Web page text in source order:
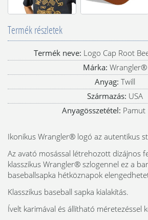
Termék részletek
Termék neve: Logo Cap Root
Márka: Wrangler®
Anyag: Twill
Származás: USA
Anyagösszetétel: Pamut
Ikonikus Wrangler® logó az autentikus
Az avató mosással létrehozott dizájnos
klasszikus Wrangler® szlogennel ez a
baseballsapka hétköznapok
Klasszikus baseball sapka kialakítás.
Ívelt karimával és állítható méretezéssel